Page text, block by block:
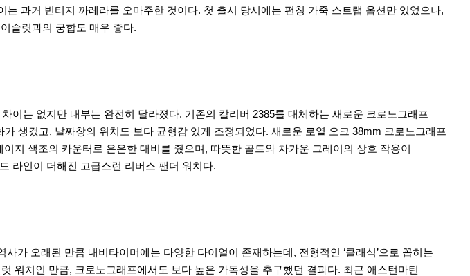
과거 빈티지 까레라를 오마주한 것이다. 첫 출시 당시에는 펀칭 가죽 스트랩 옵션만 있었으나,
슬릿과의 궁합도 매우 좋다.
는 없지만 내부는 완전히 달라졌다. 기존의 칼리버 2385를 대체하는 새로운 크로노그래프
생겼고, 날짜창의 위치도 보다 균형감 있게 조정되었다. 새로운 로열 오크 38mm 크로노그래프
지 색조의 카운터로 은은한 대비를 줬으며, 따뜻한 골드와 차가운 그레이의 상호 작용이
라인이 더해진 고급스런 리버스 팬더 워치다.
가 오래된 만큼 내비타이머에는 다양한 다이얼이 존재하는데, 전형적인 ‘클래식’으로 꼽히는
워치인 만큼, 크로노그래프에서도 보다 높은 가독성을 추구했던 결과다. 최근 애스턴마틴